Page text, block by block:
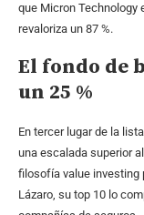
que Micron Technology
revaloriza un 87 %.
El fondo de
un 25 %
En tercer lugar de la
una escalada superior
filosofía value investing
Lázaro, su top 10 lo